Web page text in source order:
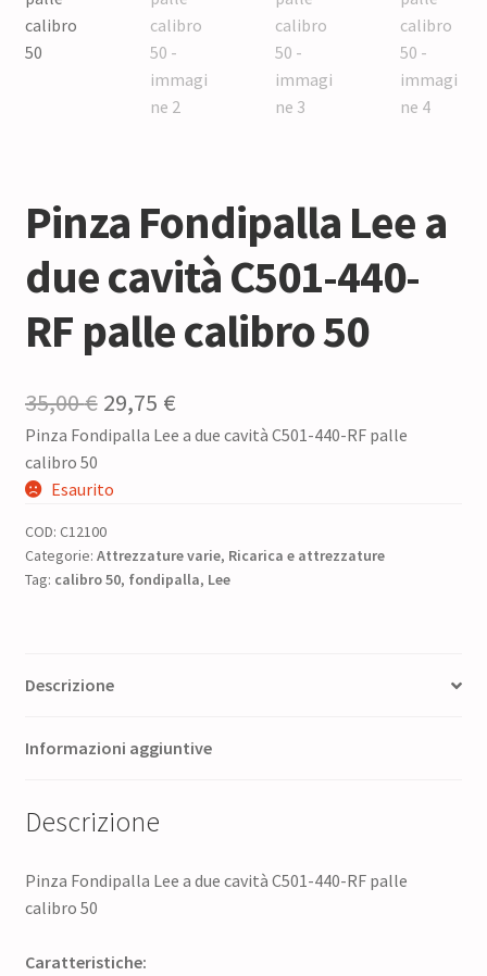
Pinza Fondipalla Lee a
due cavità C501-440-
RF palle calibro 50
35,00€ Il
prezzo
35,00 €.
29,75 €Il
prezzo
29,75 €.
Pinza Fondipalla Lee a due cavità C501-440-RF palle
calibro 50
Esaurito
COD: C12100
Categorie: Attrezzature varie, Ricarica e attrezzature
Tag: calibro 50, fondipalla, Lee
Descrizione
Informazioni aggiuntive
Descrizione
Pinza Fondipalla Lee a due cavità C501-440-RF palle
calibro 50
Caratteristiche: